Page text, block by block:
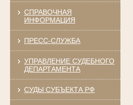
СПРАВОЧНАЯ
ИНФОРМАЦИЯ
ПРЕСС-СЛУЖБА
УПРАВЛЕНИЕ СУДЕБНОГО
ДЕПАРТАМЕНТА
СУДЫ СУБЪЕКТА РФ